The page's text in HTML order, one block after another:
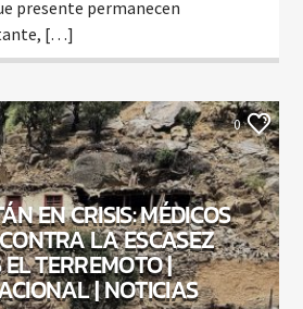
presente permanecen
[…]
0
EN CRISIS: MÉDICOS
LA ESCASEZ
TERREMOTO |
| NOTICIAS